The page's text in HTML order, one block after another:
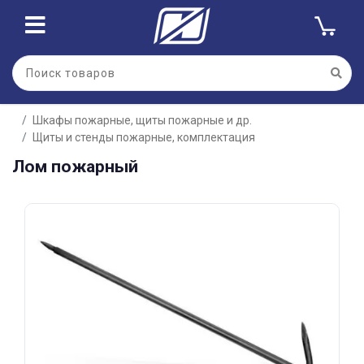
Шкафы пожарные, щиты пожарные и др.
Щиты и стенды пожарные, комплектация
Лом пожарный
Для клиентов всех банков
Разбейте
оплатуна части
График платежей